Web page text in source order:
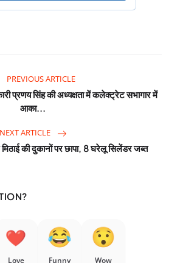
PREVIOUS ARTICLE
प्रणय सिंह की अध्यक्षता में कलेक्ट्रेट सभागार में
आका...
NEXT ARTICLE
की दुकानों पर छापा, 8 घरेलू सिलेंडर जब्त
Love Funny Wow